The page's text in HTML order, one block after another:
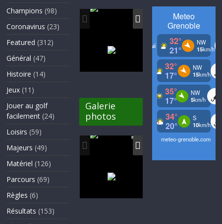
Champions (98)
Coronavirus (23)
Featured (312)
Général (47)
Histoire (14)
Jeux (11)
Jouer au golf
facilement (24)
Loisirs (59)
Majeurs (49)
Matériel (126)
Parcours (69)
Règles (6)
Résultats (153)
Galerie
photos